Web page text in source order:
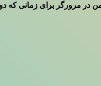
در مرورگر برای زمانی که